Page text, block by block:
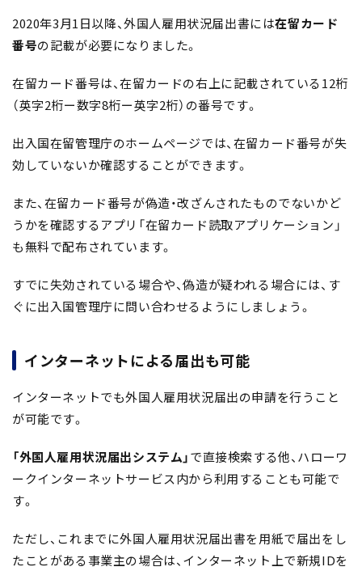
2020年3月1日以降、外国人雇用状況届出書には在留カード
番号の記載が必要になりました。
在留カード番号は、在留カードの右上に記載されている12桁
（英字2桁ー数字8桁ー英字2桁）の番号です。
出入国在留管理庁のホームページでは、在留カード番号が失
効していないか確認することができます。
また、在留カード番号が偽造・改ざんされたものでないかど
うかを確認するアプリ「在留カード読取アプリケーション」
も無料で配布されています。
すでに失効されている場合や、偽造が疑われる場合には、す
ぐに出入国管理庁に問い合わせるようにしましょう。
インターネットによる届出も可能
インターネットでも外国人雇用状況届出の申請を行うこと
が可能です。
「外国人雇用状況届出システム」で直接検索する他、ハローワ
ークインターネットサービス内から利用することも可能で
す。
ただし、これまでに外国人雇用状況届出書を用紙で届出をし
たことがある事業主の場合は、インターネット上で新規IDを